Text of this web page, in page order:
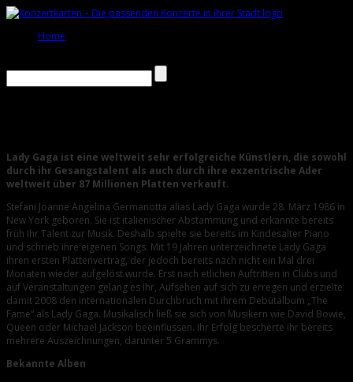
Home
Lady Gaga ist eine weltweit sehr erfolgreiche Künstlern, die sowohl
durch ihr Gesangstalent als auch durch ihre exzentrische Ader
weltweit über 87 Millionen Platten verkauft.
Stefani Joanne Angelina Germanotta alias Lady Gaga wurde 28. März 1986 in
New York geboren. Sie ist italienischer Abstammung und erkannte bereits
früh Ihr Talent zur Musik. Deshalb spielte sie bereits im Kindesalter Piano
und schrieb ihre eigenen Songs. Mit 19 Jahren unterzeichnete Lady Gaga
ihren ersten Plattenvertrag, der jedoch bereits nach nicht ein Mal drei
Monaten wieder aufgelöst wurde. Erst nach etlichen Auftritten in Clubs und
auf Veranstaltungen gelang es Ihr, Aufsehen auf sich zu erregen und erzielte
damit 2008 den internationalen Durchbruch mit ihrem Debütalbum „The
Fame“ als Lady Gaga. Musikalisch ließ sie sich von Musikern wie David Bowie,
Queen oder Michael Jackson beeinflussen. Ihr Erfolg bescherte ihr bereits
mehrere Auszeichnungen, darunter 5 Grammys.
Bekannte Alben